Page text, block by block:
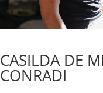
CASILDA DE
CONRADI